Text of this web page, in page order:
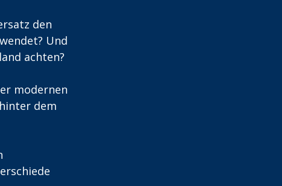
den
Und
achten?
modernen
dem